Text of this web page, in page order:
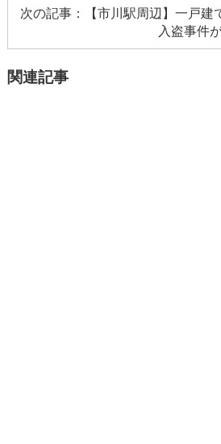
次の記事：【市川駅周辺】一戸建
入盗事件
関連記事